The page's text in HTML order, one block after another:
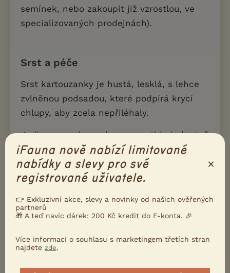
semínek, nebo zakoupit již vzrostlou, ve
specializovaných prodejnách).
Srst a péče
Srst kartouzanky je hustá, lesklá, s lehce
zvlněnou podsadou, které podpírá krycí
chlupy, aby zcela nepřiléhaly.
Jedinou povolenou barvou srsti je jednotně
modrá, oči mají být temně žluté, jantarové
či měděné barvy.
Co se týká péče o zevnějšek, zcela postačí
občasné kartáčování a tu a tam
zkontrolovat stav drápků. Rovněž věnujte
nebo uší.
iFauna nově nabízí limitované
nabídky a slevy pro své
registrované uživatele.
×
👉 Exkluzivní akce, slevy a novinky od našich ověřených
partnerů
🎁 A teď navíc dárek: 200 Kč kredit do F-konta. 🎉
Více informací o souhlasu s marketingem třetích stran
najdete zde.